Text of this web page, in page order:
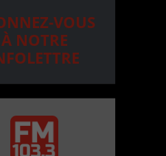
VOUS
À NOTRE